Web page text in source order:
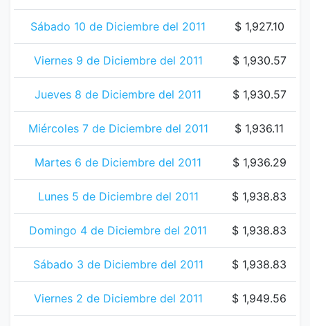
Sábado 10 de Diciembre del 2011 $ 1,927.10
Viernes 9 de Diciembre del 2011 $ 1,930.57
Jueves 8 de Diciembre del 2011 $ 1,930.57
Miércoles 7 de Diciembre del 2011 $ 1,936.11
Martes 6 de Diciembre del 2011 $ 1,936.29
Lunes 5 de Diciembre del 2011 $ 1,938.83
Domingo 4 de Diciembre del 2011 $ 1,938.83
Sábado 3 de Diciembre del 2011 $ 1,938.83
Viernes 2 de Diciembre del 2011 $ 1,949.56